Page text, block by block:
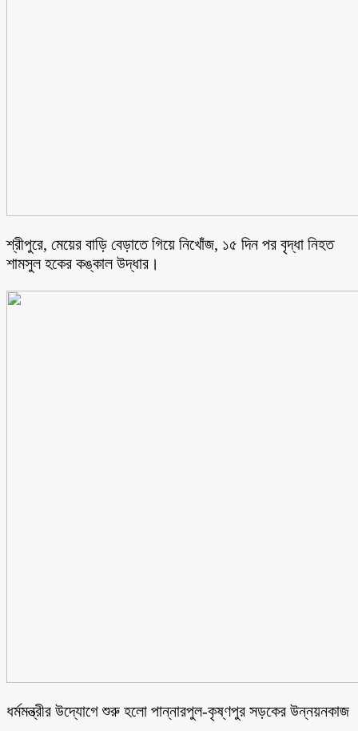
শ্রীপুরে, মেয়ের বাড়ি বেড়াতে গিয়ে নিখোঁজ, ১৫ দিন পর বৃদ্ধা নিহত
শামসুল হকের কঙ্কাল উদ্ধার।
ধর্মমন্ত্রীর উদ্যোগে শুরু হলো পান্নারপুল-কৃষ্ণপুর সড়কের উন্নয়নকাজ